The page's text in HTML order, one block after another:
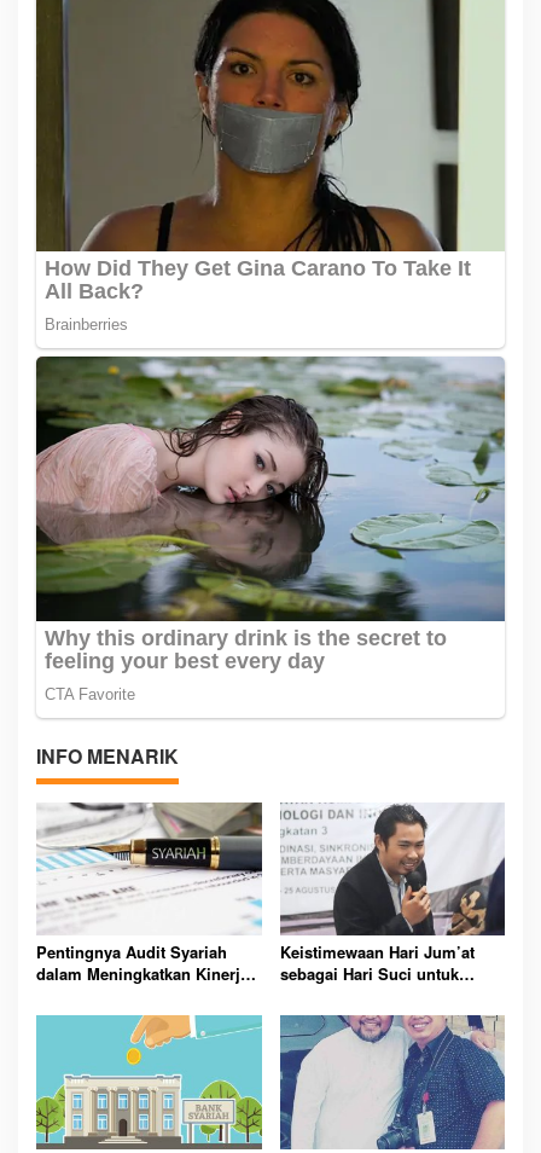
INFO MENARIK
Pentingnya Audit Syariah
dalam Meningkatkan Kinerja
Keistimewaan Hari Jum’at
sebagai Hari Suci untuk